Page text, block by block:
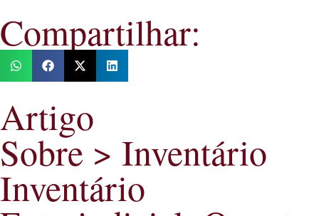
Compartilhar:
Artigo
Sobre > Inventário
Inventário